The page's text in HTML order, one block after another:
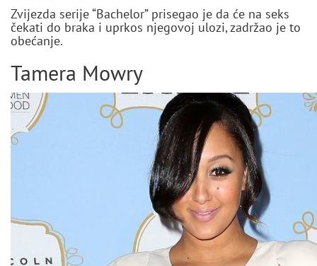
Zvijezda serije “Bachelor” prisegao je da će na seks
čekati do braka i uprkos njegovoj ulozi, zadržao je to
obećanje.
Tamera Mowry